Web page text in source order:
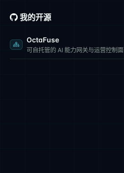
我的开源
OctaFuse
可自托管的 AI 能力网关与运营控制面